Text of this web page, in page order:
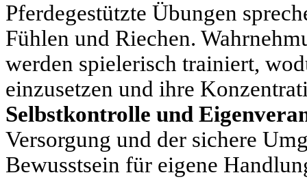
Pferdegestützte Übungen
Fühlen und Riechen.
werden spielerisch trainiert,
einzusetzen und ihre
Selbstkontrolle und
Versorgung und der sichere
Bewusstsein für eigene